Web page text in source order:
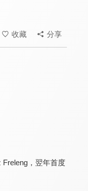
收藏 分享
，翌年首度